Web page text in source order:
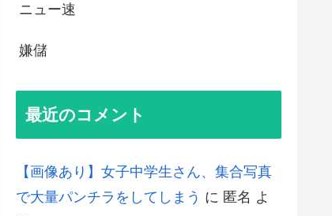
ニュー速
嫌儲
最近のコメント
【画像あり】女子中学生さん、集合写真
で大量パンチラをしてしまう に 匿名 よ